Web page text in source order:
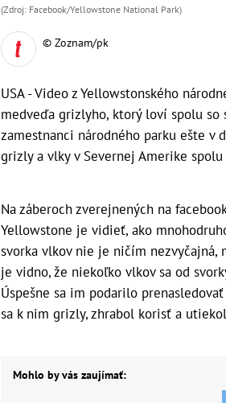
(Zdroj: Facebook/Yellowstone National Park)
© Zoznam/pk
USA - Video z Yellowstonského
medveďa grizlyho, ktorý loví spolu so
zamestnanci národného parku ešte v
grizly a vlky v Severnej Amerike
Na záberoch zverejnených na
Yellowstone je vidieť, ako
svorka vlkov nie je ničím nezvyčajná,
je vidno, že niekoľko vlkov sa od
Úspešne sa im podarilo
sa k nim grizly, zhrabol korisť a
Mohlo by vás zaujímať: